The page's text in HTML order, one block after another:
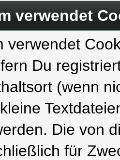
verwendet
verwendet
Du
(wenn
Die von
für